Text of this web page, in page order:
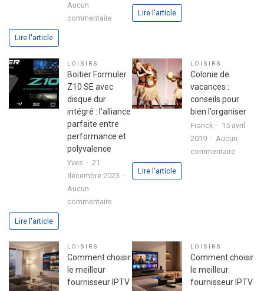
Aucun
commentairesur
réussir
son
premier
investissement
immobilier
en
toute
Lire l'article
Lire l'article
LOISIRS
Boitier Formuler
Z10 SE avec
disque dur
intégré : l’alliance
parfaite entre
performance et
polyvalence
Yves
21
décembre 2023
Aucun
commentairesur
SE
disque
Lire l'article
LOISIRS
Colonie de
vacances :
conseils pour
bien l’organiser
Franck
15 avril
2019
Aucun
commentairesur
Lire l'article
LOISIRS
Comment choisir
le meilleur
fournisseur IPTV
LOISIRS
Comment choisir
le meilleur
fournisseur IPTV